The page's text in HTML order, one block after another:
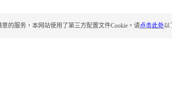
的服务，本网站使用了第三方配置文件Cookie。请点击此处以